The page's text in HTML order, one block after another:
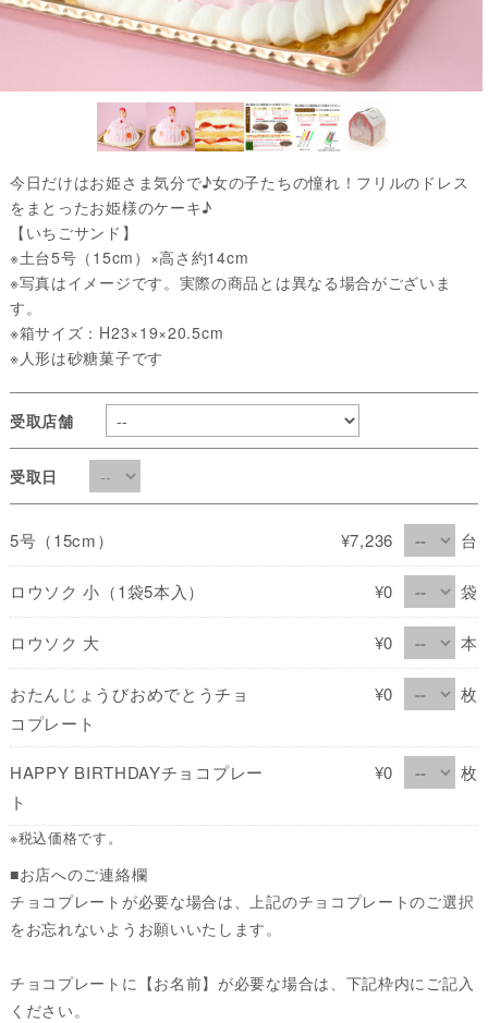
今日だけはお姫さま気分で♪女の子たちの憧れ！フリルのドレス
をまとったお姫様のケーキ♪
【いちごサンド】
※土台5号（15cm）×高さ約14cm
※写真はイメージです。実際の商品とは異なる場合がございま
す。
※箱サイズ：H23×19×20.5cm
※人形は砂糖菓子です
受取店舗
受取日
5号（15cm） ¥7,236 台
ロウソク 小（1袋5本入） ¥0 袋
ロウソク 大 ¥0 本
おたんじょうびおめでとうチョ
コプレート
¥0 枚
HAPPY BIRTHDAYチョコプレー
ト
¥0 枚
※税込価格です。
■お店へのご連絡欄
チョコプレートが必要な場合は、上記のチョコプレートのご選択
をお忘れないようお願いいたします。
チョコプレートに【お名前】が必要な場合は、下記枠内にご記入
ください。